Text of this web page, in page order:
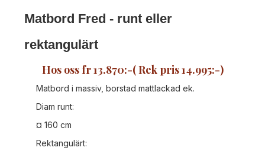
Matbord Fred - runt eller
rektangulärt
Hos oss fr 13.870:-( Rek pris 14.995:-)
Matbord i massiv, borstad mattlackad ek.
Diam runt:
¤ 160 cm
Rektangulärt: